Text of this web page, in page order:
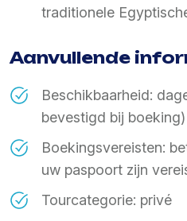
traditionele
Aanvullende
Beschikbaarheid:
bevestigd bij boeking)
Boekingsvereisten:
uw paspoort zijn
Tourcategorie: privé